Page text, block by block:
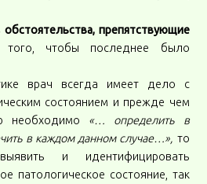
обстоятельства, препятствующие
чтобы последнее было
врач всегда имеет дело с
состоянием и прежде чем
необходимо «… определить в
в каждом данном случае…», то
и идентифицировать
патологическое состояние, так